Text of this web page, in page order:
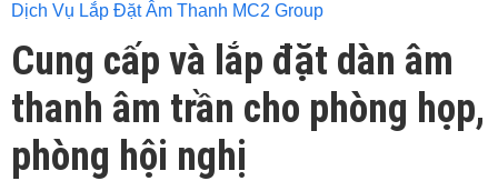
Dịch Vụ Lắp Đặt Âm Thanh MC2 Group
Cung cấp và lắp đặt dàn âm
thanh âm trần cho phòng họp,
phòng hội nghị